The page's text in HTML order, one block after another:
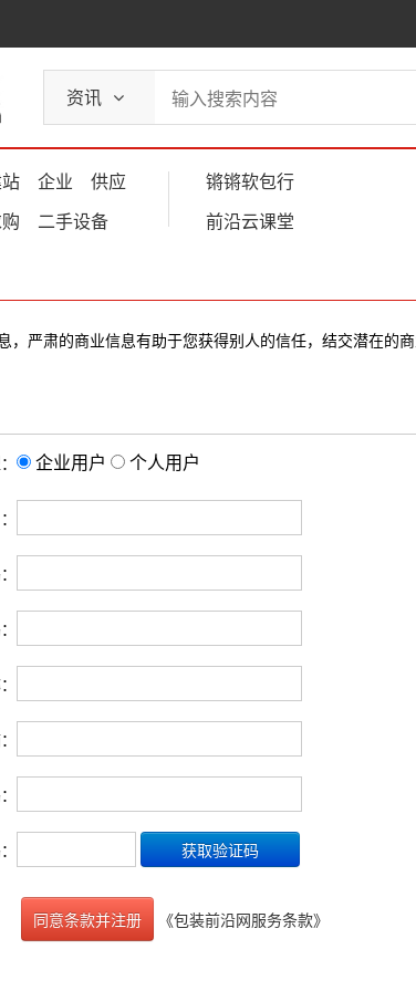
资讯
企业
供应
二手设备
锵锵软包行
前沿云课堂
，严肃的商业信息有助于您获得别人的信任，结交潜在的
企业用户 个人用户
同意条款并注册 《包装前沿网服务条款》